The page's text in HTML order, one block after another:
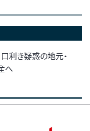
利き疑惑の地元・
へ